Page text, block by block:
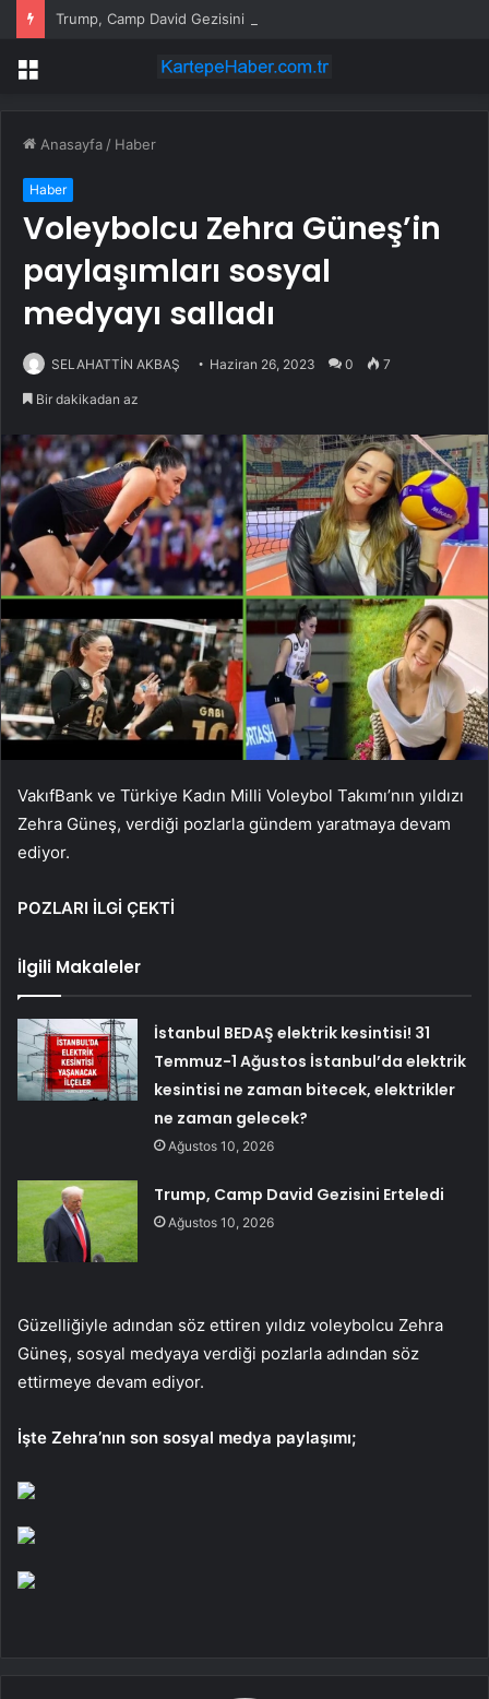
Trump, Camp David Gezisini Erteledi
Menü
Anasayfa / Haber
Haber
Voleybolcu Zehra Güneş’in
paylaşımları sosyal
medyayı salladı
SELAHATTİN AKBAŞ Haziran 26, 2023 0 7
Bir dakikadan az
VakıfBank ve Türkiye Kadın Milli Voleybol Takımı’nın yıldızı
Zehra Güneş, verdiği pozlarla gündem yaratmaya devam
ediyor.
POZLARI İLGİ ÇEKTİ
İlgili Makaleler
İstanbul BEDAŞ elektrik kesintisi! 31
Temmuz-1 Ağustos İstanbul’da elektrik
kesintisi ne zaman bitecek, elektrikler
ne zaman gelecek?
Ağustos 10, 2026
Trump, Camp David Gezisini Erteledi
Ağustos 10, 2026
Güzelliğiyle adından söz ettiren yıldız voleybolcu Zehra
Güneş, sosyal medyaya verdiği pozlarla adından söz
ettirmeye devam ediyor.
İşte Zehra’nın son sosyal medya paylaşımı;